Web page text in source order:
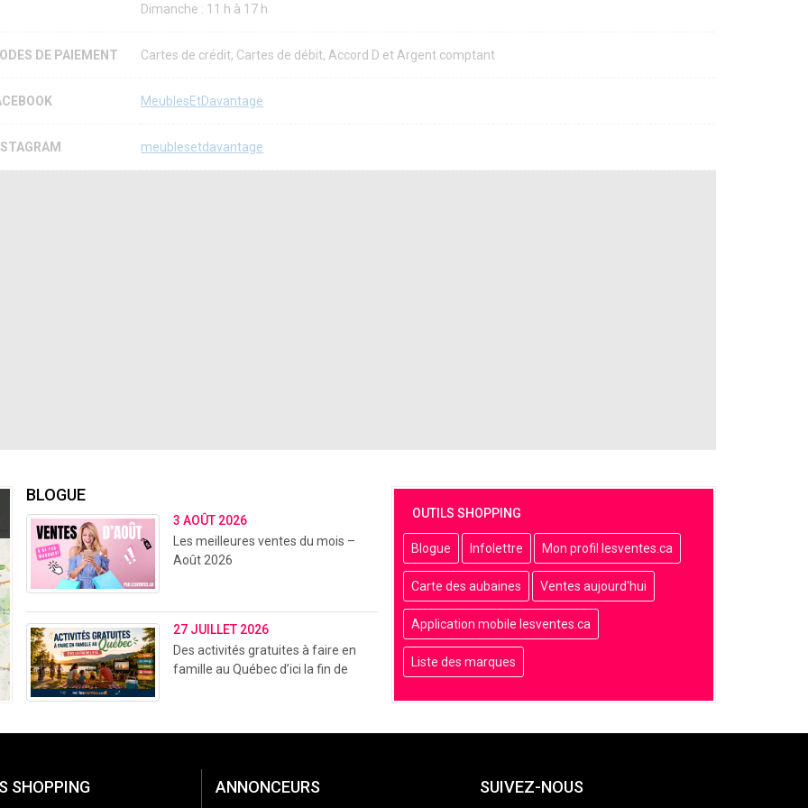
Dimanche : 11 h à 17 h
DE PAIEMENT Cartes de crédit, Cartes de débit, Accord D et Argent comptant
MeublesEtDavantage
meublesetdavantage
OUTILS SHOPPING
Blogue Infolettre Mon profil lesventes.ca
Carte des aubaines Ventes aujourd'hui
Application mobile lesventes.ca
Liste des marques
BLOGUE
3 AOÛT 2026
Les meilleures ventes du mois –
Août 2026
27 JUILLET 2026
Des activités gratuites à faire en
famille au Québec d’ici la fin de
SHOPPING ANNONCEURS SUIVEZ-NOUS